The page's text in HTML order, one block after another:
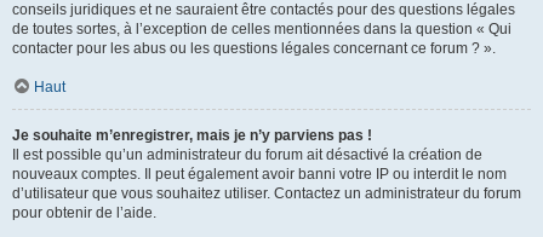
conseils juridiques et ne sauraient être contactés pour des questions légales
de toutes sortes, à l’exception de celles mentionnées dans la question « Qui
contacter pour les abus ou les questions légales concernant ce forum ? ».
Haut
Je souhaite m’enregistrer, mais je n’y parviens pas !
Il est possible qu’un administrateur du forum ait désactivé la création de
nouveaux comptes. Il peut également avoir banni votre IP ou interdit le nom
d’utilisateur que vous souhaitez utiliser. Contactez un administrateur du forum
pour obtenir de l’aide.